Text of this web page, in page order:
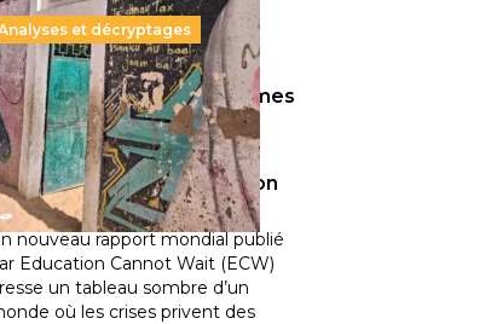
et décryptages
millions d’enfants victimes
la guerre, des chocs
et des
de population
juillet 2026 -National
nouveau rapport mondial publié
Education Cannot Wait (ECW)
un tableau sombre d’un
où les crises privent des